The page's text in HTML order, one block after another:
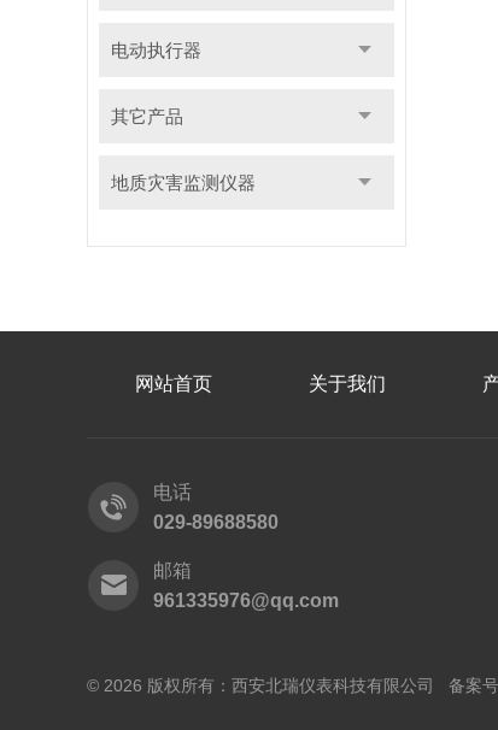
电动执行器
其它产品
地质灾害监测仪器
网站首页 关于我们
电话
029-89688580
邮箱
961335976@qq.com
© 2026 版权所有：西安北瑞仪表科技有限公司 备案号